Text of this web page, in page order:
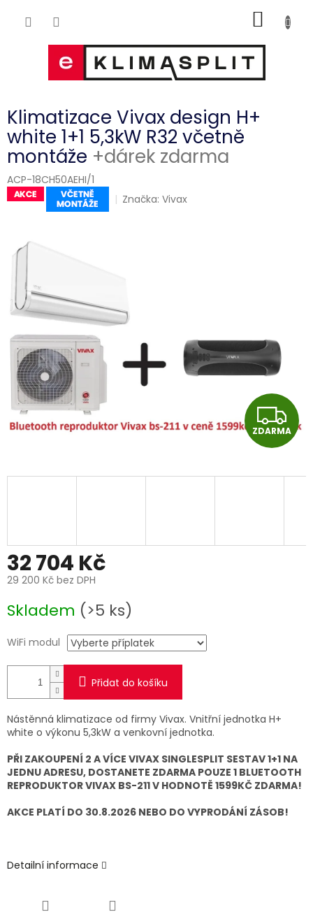
KOŠÍK
Klimatizace Vivax design H+
white 1+1 5,3kW R32 včetně
montáže +dárek zdarma
ACP-18CH50AEHI/1
Značka:Vivax
Z
D
A
ZDARMA
32 704 Kč
29 200 Kč bez DPH
cena:
Skladem (>5 ks)
WiFi modul
Přidat do košíku
Nástěnná klimatizace od firmy Vivax. Vnitřní jednotka H+
white o výkonu 5,3kW a venkovní jednotka.
PŘI ZAKOUPENÍ 2 A VÍCE VIVAX SINGLESPLIT SESTAV 1+1 NA
JEDNU ADRESU, DOSTANETE ZDARMA POUZE 1 BLUETOOTH
REPRODUKTOR VIVAX BS-211 V HODNOTĚ 1599KČ ZDARMA!
AKCE PLATÍ DO 30.8.2026 NEBO DO VYPRODÁNÍ ZÁSOB!
Detailní informace